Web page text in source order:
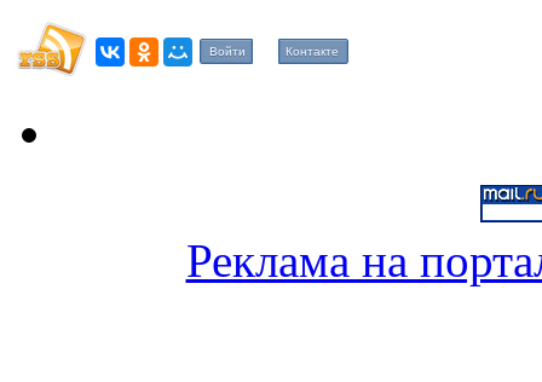
Войти Контакте
Реклама на